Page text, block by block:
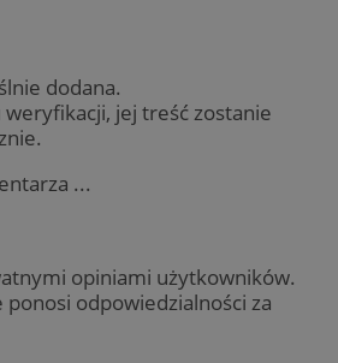
dodana.
jej treść zostanie
...
opiniami użytkowników.
odpowiedzialności za